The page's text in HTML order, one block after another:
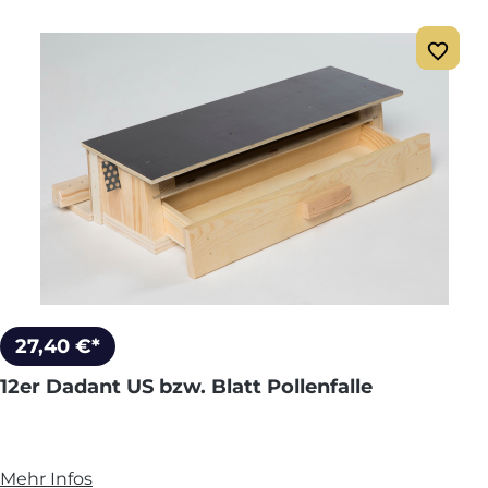
27,40 €*
12er Dadant US bzw. Blatt Pollenfalle
Mehr Infos